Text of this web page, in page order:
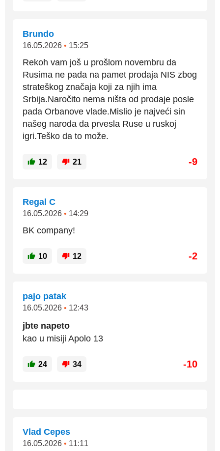
Brundo
16.05.2026 • 15:25
Rekoh vam još u prošlom novembru da
Rusima ne pada na pamet prodaja NIS zbog
strateškog značaja koji za njih ima
Srbija.Naročito nema ništa od prodaje posle
pada Orbanove vlade.Mislio je najveći sin
našeg naroda da prvesla Ruse u ruskoj
igri.Teško da to može.
12 21 -9
Regal C
16.05.2026 • 14:29
BK company!
10 12 -2
pajo patak
16.05.2026 • 12:43
jbte napeto
kao u misiji Apolo 13
24 34 -10
Vlad Cepes
16.05.2026 • 11:11